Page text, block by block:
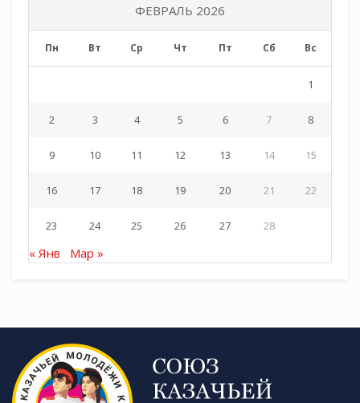
ФЕВРАЛЬ 2026
Пн Вт Ср Чт Пт Сб Вс
1
2 3 4 5 6 7 8
9 10 11 12 13 14 15
16 17 18 19 20 21 22
23 24 25 26 27 28
« Янв Мар »